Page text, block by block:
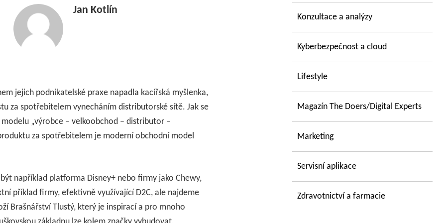
Jan Kotlín
jejich podnikatelské praxe napadla kacířská myšlenka,
za spotřebitelem vynecháním distributorské sítě. Jak se
„výrobce – velkoobchod – distributor –
za spotřebitelem je moderní obchodní model
například platforma Disney+ nebo firmy jako Chewy,
příklad firmy, efektivně využívající D2C, ale najdeme
Brašnářství Tlustý, který je inspirací a pro mnoho
Konzultace a analýzy
Kyberbezpečnost a cloud
Lifestyle
Magazín The Doers/Digital Experts
Marketing
Servisní aplikace
Zdravotnictví a farmacie